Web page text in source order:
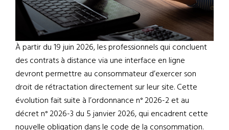
À partir du 19 juin 2026, les professionnels qui concluent
des contrats à distance via une interface en ligne
devront permettre au consommateur d’exercer son
droit de rétractation directement sur leur site. Cette
évolution fait suite à l’ordonnance n° 2026-2 et au
décret n° 2026-3 du 5 janvier 2026, qui encadrent cette